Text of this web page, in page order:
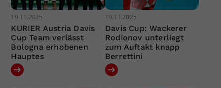
19.11.2025
KURIER Austria Davis
Cup Team verlässt
Bologna erhobenen
Hauptes
19.11.2025
Davis Cup: Wackerer
Rodionov unterliegt
zum Auftakt knapp
Berrettini